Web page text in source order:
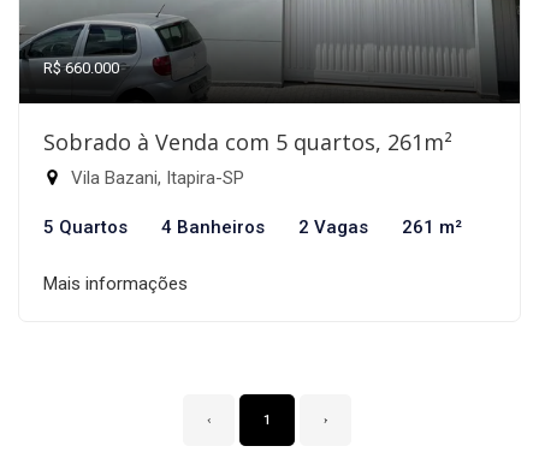
R$ 660.000
Sobrado à Venda com 5 quartos, 261m²
Vila Bazani, Itapira-SP
5 Quartos 4 Banheiros 2 Vagas 261 m²
Mais informações
‹ 1 ›